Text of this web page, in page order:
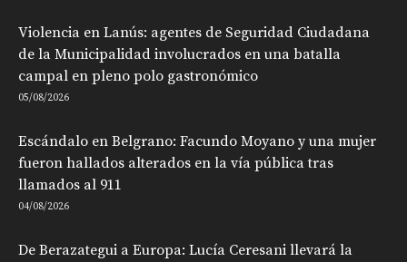
Violencia en Lanús: agentes de Seguridad Ciudadana
de la Municipalidad involucrados en una batalla
campal en pleno polo gastronómico
05/08/2026
Escándalo en Belgrano: Facundo Moyano y una mujer
fueron hallados alterados en la vía pública tras
llamados al 911
04/08/2026
De Berazategui a Europa: Lucía Ceresani llevará la